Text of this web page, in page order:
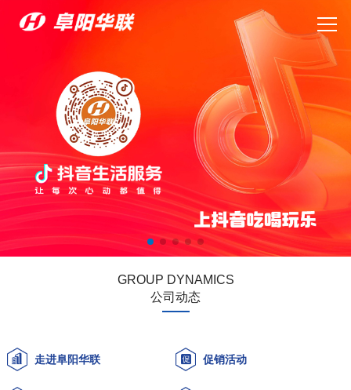
GROUP DYNAMICS
公司动态
走进阜阳华联 促销活动